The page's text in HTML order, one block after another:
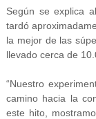
Según se explica
tardó
la mejor de las
llevado cerca de
“Nuestro
camino hacia la
este hito,